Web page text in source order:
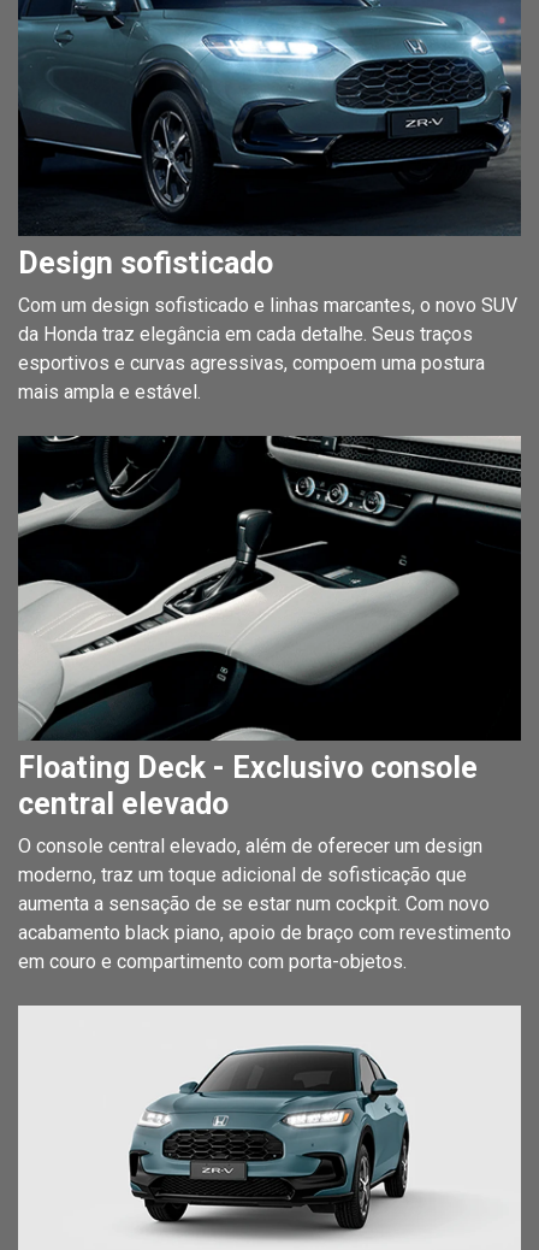
Design sofisticado
Com um design sofisticado e linhas marcantes, o novo SUV
da Honda traz elegância em cada detalhe. Seus traços
esportivos e curvas agressivas, compoem uma postura
mais ampla e estável.
Floating Deck - Exclusivo console
central elevado
O console central elevado, além de oferecer um design
moderno, traz um toque adicional de sofisticação que
aumenta a sensação de se estar num cockpit. Com novo
acabamento black piano, apoio de braço com revestimento
em couro e compartimento com porta-objetos.